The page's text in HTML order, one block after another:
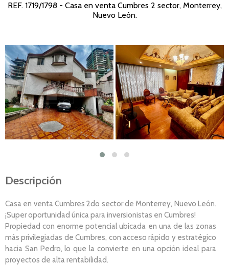
REF. 1719/1798 - Casa en venta Cumbres 2 sector, Monterrey,
Nuevo León.
Descripción
Casa en venta Cumbres 2do sector de Monterrey, Nuevo León.
¡Super oportunidad única para inversionistas en Cumbres!
Propiedad con enorme potencial ubicada en una de las zonas
más privilegiadas de Cumbres, con acceso rápido y estratégico
hacia San Pedro, lo que la convierte en una opción ideal para
proyectos de alta rentabilidad.